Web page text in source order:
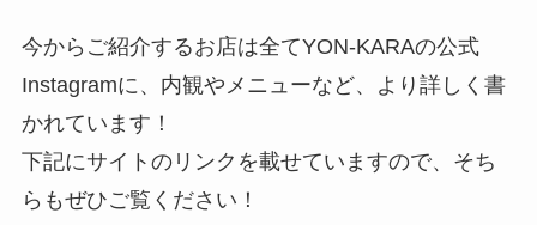
今からご紹介するお店は全てYON-KARAの公式
Instagramに、内観やメニューなど、より詳しく書
かれています！
下記にサイトのリンクを載せていますので、そち
らもぜひご覧ください！